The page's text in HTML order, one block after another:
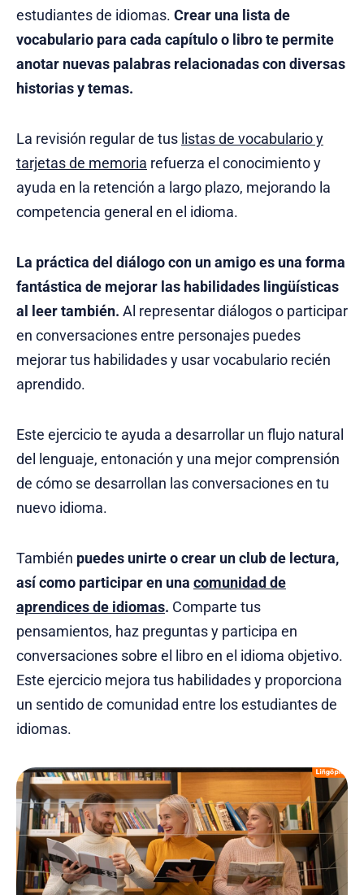
estudiantes de idiomas. Crear una lista de
vocabulario para cada capítulo o libro te permite
anotar nuevas palabras relacionadas con diversas
historias y temas.
La revisión regular de tus listas de vocabulario y
tarjetas de memoria refuerza el conocimiento y
ayuda en la retención a largo plazo, mejorando la
competencia general en el idioma.
La práctica del diálogo con un amigo es una forma
fantástica de mejorar las habilidades lingüísticas
al leer también. Al representar diálogos o participar
en conversaciones entre personajes puedes
mejorar tus habilidades y usar vocabulario recién
aprendido.
Este ejercicio te ayuda a desarrollar un flujo natural
del lenguaje, entonación y una mejor comprensión
de cómo se desarrollan las conversaciones en tu
nuevo idioma.
También puedes unirte o crear un club de lectura,
así como participar en una comunidad de
aprendices de idiomas. Comparte tus
pensamientos, haz preguntas y participa en
conversaciones sobre el libro en el idioma objetivo.
Este ejercicio mejora tus habilidades y proporciona
un sentido de comunidad entre los estudiantes de
idiomas.